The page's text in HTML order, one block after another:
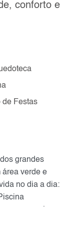
conforto e
de Festas
grandes
área verde e
no dia a dia:
com área